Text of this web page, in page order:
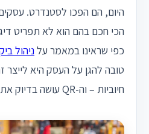
היום, הם הפכו לסטנדרט. עסקים
הכי חכם בהם הוא לא תפריט
כפי שראינו במאמר עלניהול
טובה להגן על העסק היא לייצר
חיוביות – וה-QR עושה בדיוק את זה.